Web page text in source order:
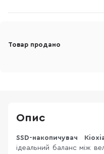
Товар продано
Опис
SSD-накопичувач
ідеальний баланс між